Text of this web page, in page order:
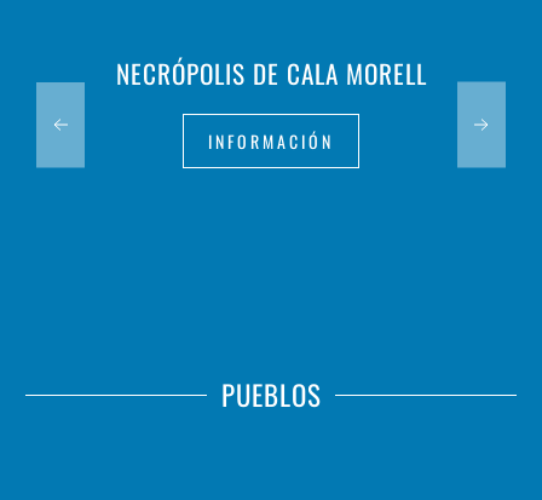
NECRÓPOLIS DE CALA MORELL
INFORMACIÓN
PUEBLOS